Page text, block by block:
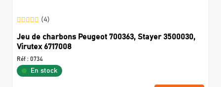
(4)
Jeu de charbons Peugeot 700363, Stayer 3500030,
Virutex 6717008
Réf : 0734
En stock